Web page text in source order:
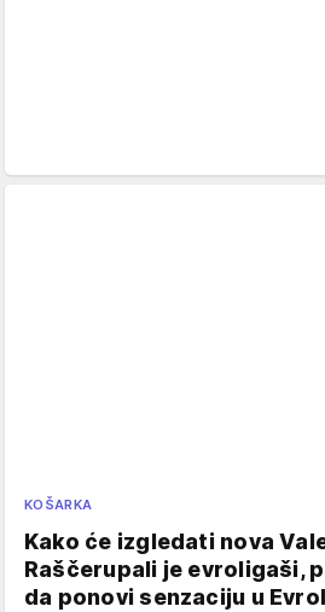
KOŠARKA
Kako će izgledati nova
Raščerupali je evroligaši,
da ponovi senzaciju u